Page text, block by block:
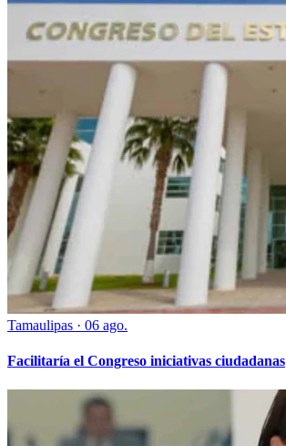
Tamaulipas · 06 ago.
Facilitaría el Congreso iniciativas ciudadanas